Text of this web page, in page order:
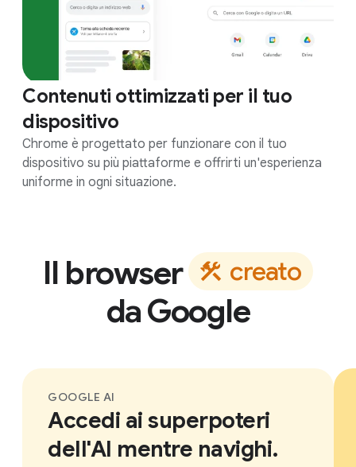
Contenuti ottimizzati per il tuo
dispositivo
Chrome è progettato per funzionare con il tuo
dispositivo su più piattaforme e offrirti un'esperienza
uniforme in ogni situazione.
Il browser creato
da Google
GOOGLE AI
Accedi ai superpoteri
dell'AI mentre navighi.